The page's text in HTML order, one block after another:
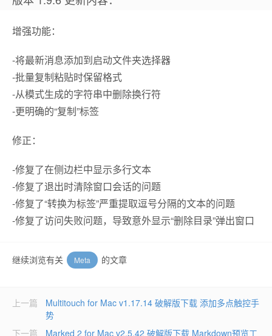
增强功能：
-将最新消息添加到启动文件夹选择器
-批量复制粘贴时保留格式
-从模式生成的字符串中删除换行符
-更明确的“复制”标签
修正：
-修复了在侧边栏中显示多行文本
-修复了退出时清除窗口会话的问题
-修复了“转换为标签”严重提取逗号分隔的文本的问题
-修复了访问失败问题，导致意外显示“删除目录”弹出窗口
继续浏览有关 Meta 的文章
上一篇
Multitouch for Mac v1.17.14 破解版下载 添加多点触控手
势
Marked 2 for Mac v2.5.42 破解版下载 Markdown预览工
下一篇